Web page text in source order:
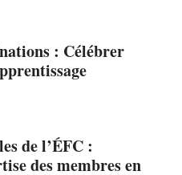
: Célébrer
de l’ÉFC :
des membres en